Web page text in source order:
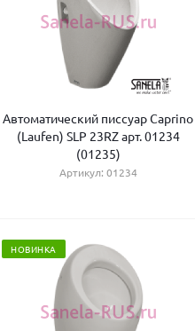
Автоматический писсуар Caprino
(Laufen) SLP 23RZ арт. 01234
(01235)
Артикул: 01234
НОВИНКА